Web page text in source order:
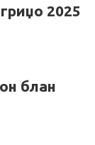
2025
блан